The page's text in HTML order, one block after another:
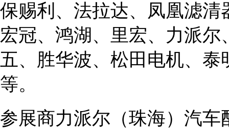
保赐利、法拉达、凤凰滤
宏冠、鸿湖、里宏、力派
五、胜华波、松田电机、
等。
参展商力派尔（珠海）汽